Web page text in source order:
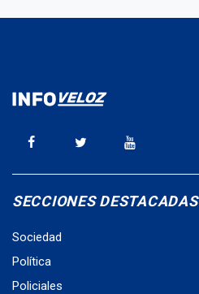
SECCIONES DESTACADAS
Sociedad
Política
Policiales